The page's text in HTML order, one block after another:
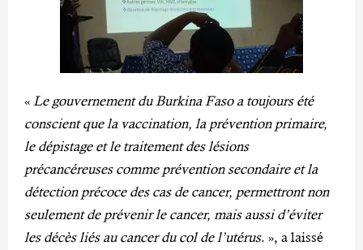
« Le gouvernement du Burkina Faso a toujours été
conscient que la vaccination, la prévention primaire,
le dépistage et le traitement des lésions
précancéreuses comme prévention secondaire et la
détection précoce des cas de cancer, permettront non
seulement de prévenir le cancer, mais aussi d’éviter
les décès liés au cancer du col de l’utérus. », a laissé